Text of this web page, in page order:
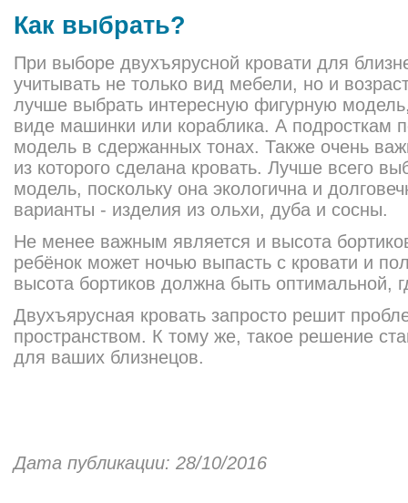
Как выбрать?
При выборе двухъярусной кровати для
учитывать не только вид мебели, но и
лучше выбрать интересную фигурную
виде машинки или кораблика. А подросткам
модель в сдержанных тонах. Также очень
из которого сделана кровать. Лучше всего
модель, поскольку она экологична и
варианты - изделия из ольхи, дуба и сосны.
Не менее важным является и высота
ребёнок может ночью выпасть с кровати и
высота бортиков должна быть оптимальной,
Двухъярусная кровать запросто решит
пространством. К тому же, такое решение
для ваших близнецов.
Дата публикации: 28/10/2016